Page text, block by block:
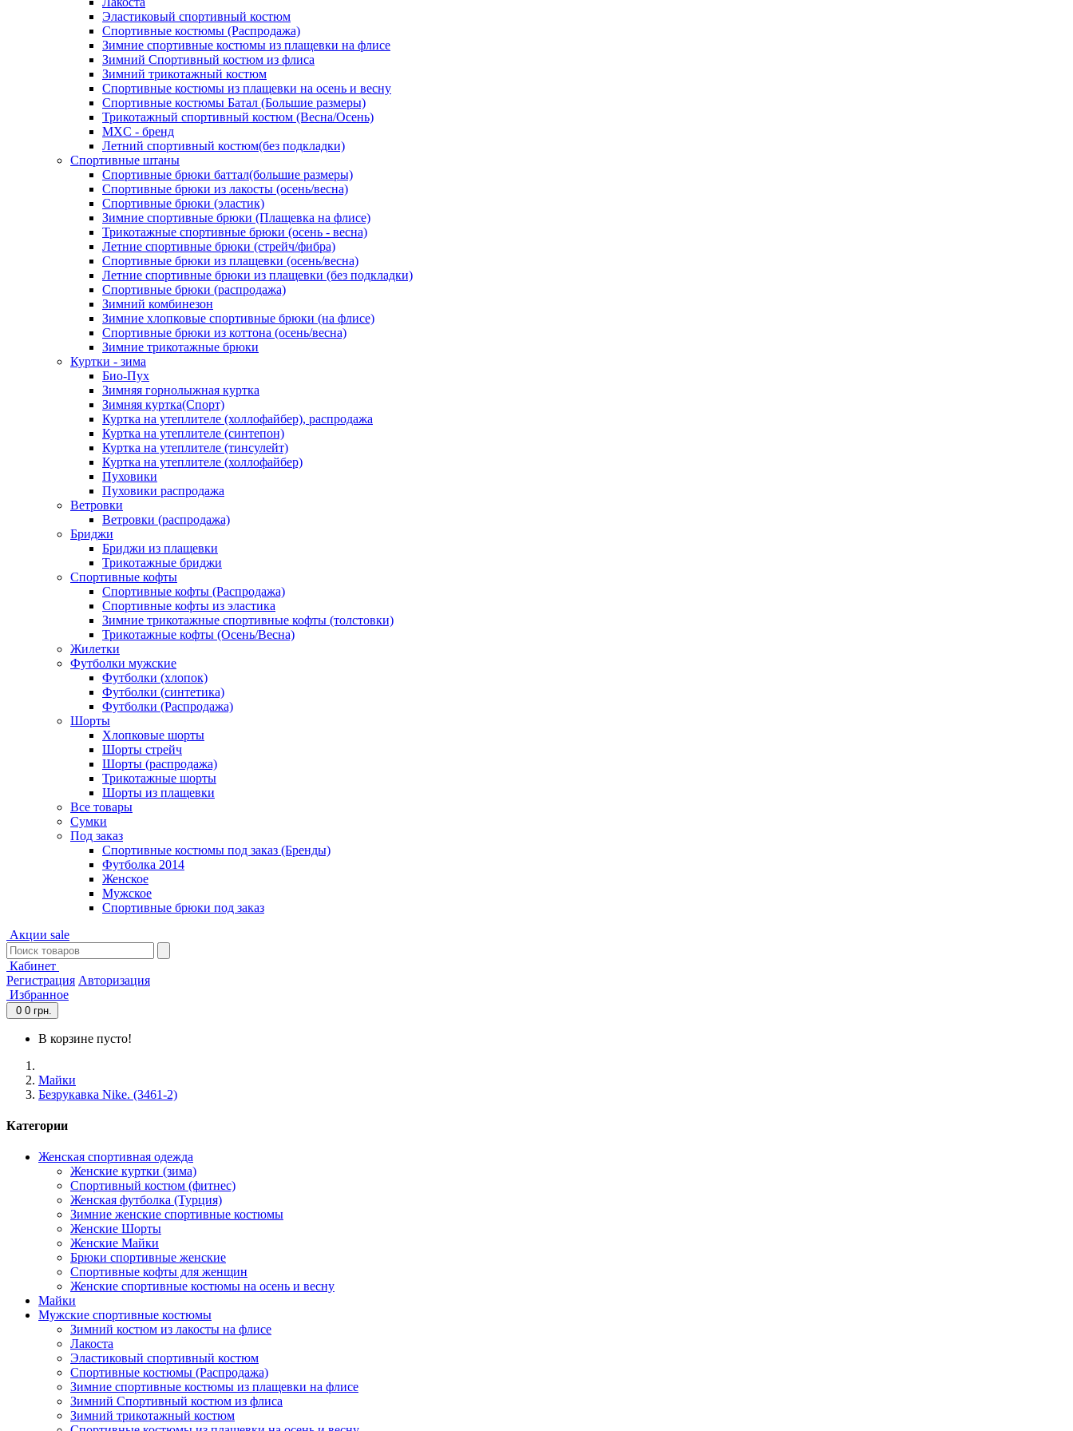
Эластиковый спортивный костюм
Спортивные костюмы (Распродажа)
Зимние спортивные костюмы из плащевки на флисе
Зимний Спортивный костюм из флиса
Зимний трикотажный костюм
Спортивные костюмы из плащевки на осень и весну
Спортивные костюмы Батал (Большие размеры)
Трикотажный спортивный костюм (Весна/Осень)
MXC - бренд
Летний спортивный костюм(без подкладки)
Спортивные штаны
Спортивные брюки баттал(большие размеры)
Спортивные брюки из лакосты (осень/весна)
Спортивные брюки (эластик)
Зимние спортивные брюки (Плащевка на флисе)
Трикотажные спортивные брюки (осень - весна)
Летние спортивные брюки (стрейч/фибра)
Спортивные брюки из плащевки (осень/весна)
Летние спортивные брюки из плащевки (без подкладки)
Спортивные брюки (распродажа)
Зимний комбинезон
Зимние хлопковые спортивные брюки (на флисе)
Спортивные брюки из коттона (осень/весна)
Зимние трикотажные брюки
Куртки - зима
Био-Пух
Зимняя горнолыжная куртка
Зимняя куртка(Спорт)
Куртка на утеплителе (холлофайбер), распродажа
Куртка на утеплителе (синтепон)
Куртка на утеплителе (тинсулейт)
Куртка на утеплителе (холлофайбер)
Пуховики
Пуховики распродажа
Ветровки
Ветровки (распродажа)
Бриджи
Бриджи из плащевки
Трикотажные бриджи
Спортивные кофты
Спортивные кофты (Распродажа)
Спортивные кофты из эластика
Зимние трикотажные спортивные кофты (толстовки)
Трикотажные кофты (Осень/Весна)
Жилетки
Футболки мужские
Футболки (хлопок)
Футболки (синтетика)
Футболки (Распродажа)
Шорты
Хлопковые шорты
Шорты стрейч
Шорты (распродажа)
Трикотажные шорты
Шорты из плащевки
Все товары
Сумки
Под заказ
Спортивные костюмы под заказ (Бренды)
Футболка 2014
Женское
Мужское
Спортивные брюки под заказ
Акции sale
Кабинет
Регистрация Авторизация
Избранное
0 0 грн.
В корзине пусто!
Майки
Безрукавка Nike. (3461-2)
Категории
Женская спортивная одежда
Женские куртки (зима)
Спортивный костюм (фитнес)
Женская футболка (Турция)
Зимние женские спортивные костюмы
Женские Шорты
Женские Майки
Брюки спортивные женские
Спортивные кофты для женщин
Женские спортивные костюмы на осень и весну
Майки
Мужские спортивные костюмы
Зимний костюм из лакосты на флисе
Лакоста
Эластиковый спортивный костюм
Спортивные костюмы (Распродажа)
Зимние спортивные костюмы из плащевки на флисе
Зимний Спортивный костюм из флиса
Зимний трикотажный костюм